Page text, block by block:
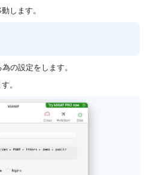
します。
の設定をします。
。